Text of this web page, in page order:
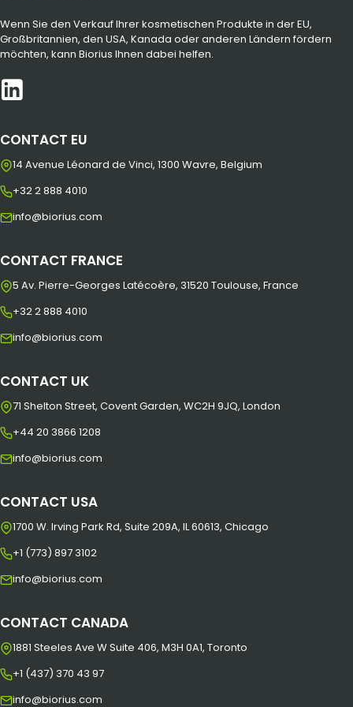
Wenn Sie den Verkauf Ihrer kosmetischen Produkte in der EU,
Großbritannien, den USA, Kanada oder anderen Ländern fördern
möchten, kann Biorius Ihnen dabei helfen.
CONTACT EU
14 Avenue Léonard de Vinci, 1300 Wavre, Belgium
+32 2 888 4010
info@biorius.com
CONTACT FRANCE
5 Av. Pierre-Georges Latécoère, 31520 Toulouse, France
+32 2 888 4010
info@biorius.com
CONTACT UK
71 Shelton Street, Covent Garden, WC2H 9JQ, London
+44 20 3866 1208
info@biorius.com
CONTACT USA
1700 W. Irving Park Rd, Suite 209A, IL 60613, Chicago
+1 (773) 897 3102
info@biorius.com
CONTACT CANADA
1881 Steeles Ave W Suite 406, M3H 0A1, Toronto
+1 (437) 370 43 97
info@biorius.com